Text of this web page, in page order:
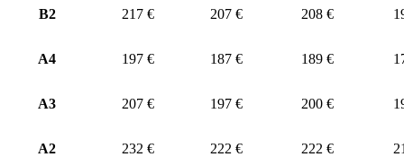
В2 217 € 207 € 208 €
А4 197 € 187 € 189 €
А3 207 € 197 € 200 €
А2 232 € 222 € 222 €